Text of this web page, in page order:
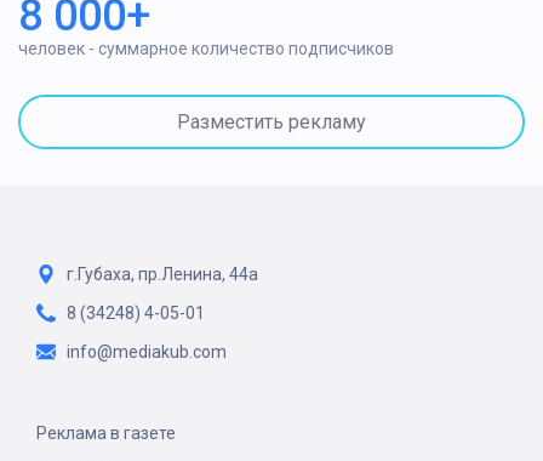
8 000+
человек - суммарное количество подписчиков
Разместить рекламу
г.Губаха, пр.Ленина, 44а
8 (34248) 4-05-01
info@mediakub.com
Реклама в газете